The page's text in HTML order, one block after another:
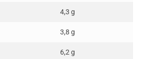
4,3 g
3,8 g
6,2 g